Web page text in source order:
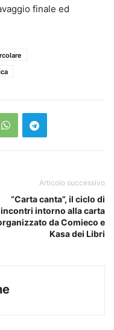
finale ed
Articolo successivo
“Carta canta”, il ciclo di
incontri intorno alla carta
da Comieco e
Kasa dei Libri